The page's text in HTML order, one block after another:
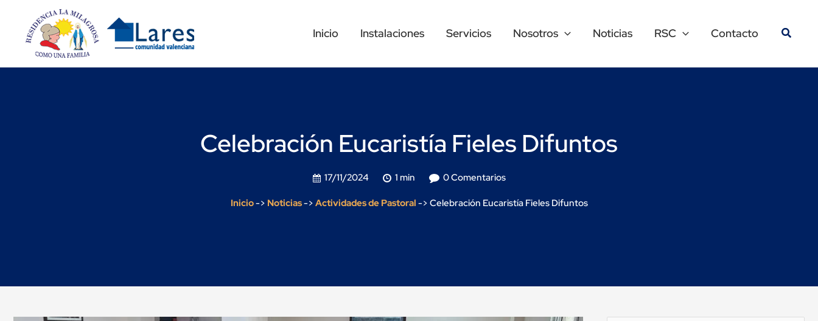
Inicio Instalaciones Servicios Nosotros Noticias RSC Contacto
Celebración Eucaristía Fieles Difuntos
17/11/2024 1 min 0 Comentarios
Inicio-> Noticias-> Actividades de Pastoral -> Celebración Eucaristía Fieles Difuntos